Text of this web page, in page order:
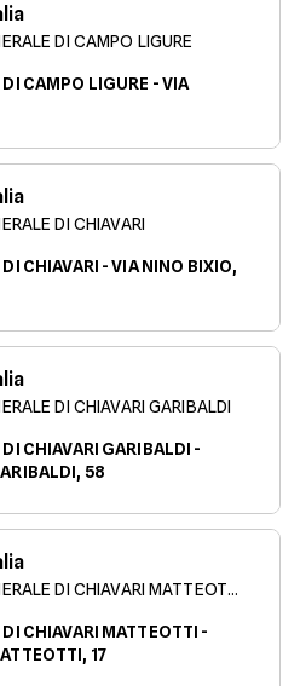
DI CAMPO LIGURE
CAMPO LIGURE - VIA
DI CHIAVARI
CHIAVARI - VIA NINO BIXIO,
DI CHIAVARI GARIBALDI
CHIAVARI GARIBALDI -
58
AGENZIA GENERALE DI CHIAVARI MATTEOTTI
CHIAVARI MATTEOTTI -
17